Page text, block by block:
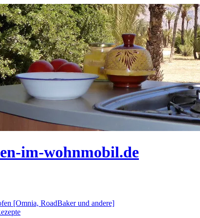
im-wohnmobil.de
[Omnia, RoadBaker und andere]